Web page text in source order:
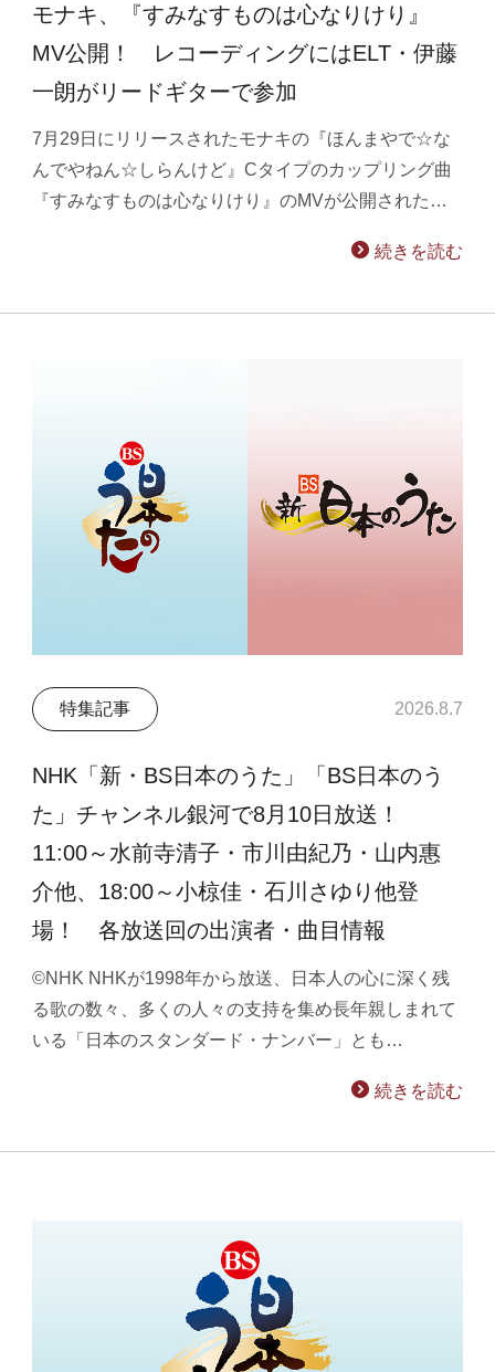
モナキ、『すみなすものは心なりけり』
MV公開！ レコーディングにはELT・伊藤
一朗がリードギターで参加
7月29日にリリースされたモナキの『ほんまやで☆な
んでやねん☆しらんけど』Cタイプのカップリング曲
『すみなすものは心なりけり』のMVが公開された…
続きを読む
特集記事 2026.8.7
NHK「新・BS日本のうた」「BS日本のう
た」チャンネル銀河で8月10日放送！
11:00～水前寺清子・市川由紀乃・山内惠
介他、18:00～小椋佳・石川さゆり他登
場！ 各放送回の出演者・曲目情報
©NHK NHKが1998年から放送、日本人の心に深く残
る歌の数々、多くの人々の支持を集め長年親しまれて
いる「日本のスタンダード・ナンバー」とも…
続きを読む